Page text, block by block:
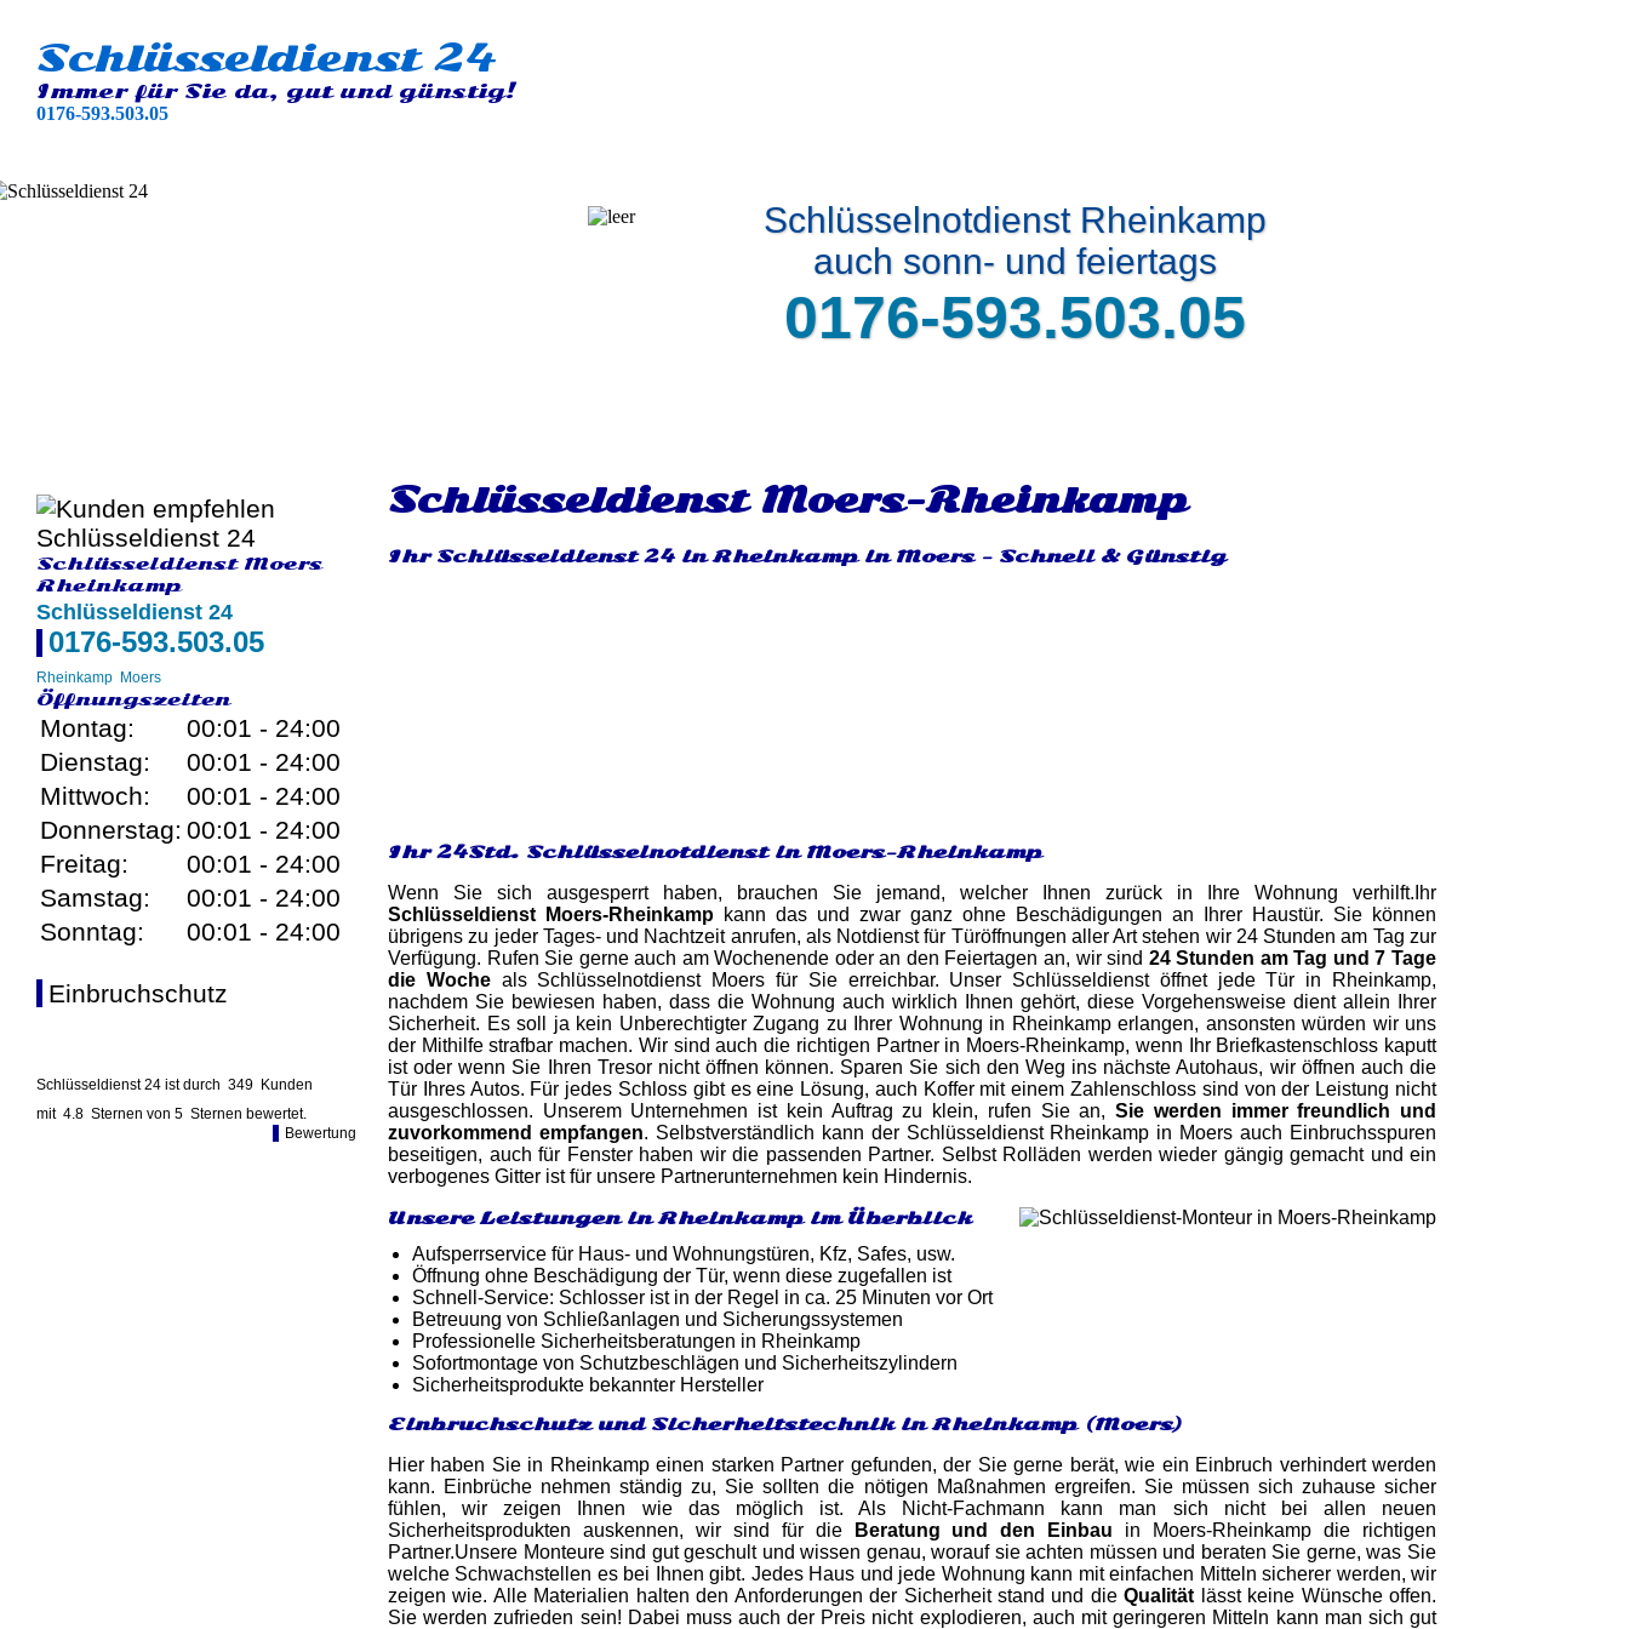
Schlüsseldienst 24
Immer für Sie da, gut und günstig!
0176-593.503.05
Schlüsselnotdienst Rheinkamp
auch sonn- und feiertags
0176-593.503.05
Schlüsseldienst Moers
Rheinkamp
Schlüsseldienst 24
0176-593.503.05
Rheinkamp Moers
Öffnungszeiten
Montag:
00:01 - 24:00
Dienstag:
00:01 - 24:00
Mittwoch:
00:01 - 24:00
Donnerstag: 00:01 - 24:00
Freitag:
00:01 - 24:00
Samstag:
00:01 - 24:00
Sonntag:
00:01 - 24:00
Einbruchschutz
Schlüsseldienst 24 ist durch 349 Kunden
mit 4.8 Sternen von 5 Sternen bewertet.
Bewertung
Schlüsseldienst Moers-Rheinkamp
Ihr Schlüsseldienst 24 in Rheinkamp in Moers - Schnell & Günstig
Ihr 24Std. Schlüsselnotdienst in Moers-Rheinkamp
Wenn Sie sich ausgesperrt haben, brauchen Sie jemand, welcher Ihnen zurück in Ihre Wohnung verhilft.Ihr
Schlüsseldienst Moers-Rheinkamp kann das und zwar ganz ohne Beschädigungen an Ihrer Haustür. Sie können
übrigens zu jeder Tages- und Nachtzeit anrufen, als Notdienst für Türöffnungen aller Art stehen wir 24 Stunden am Tag zur
Verfügung. Rufen Sie gerne auch am Wochenende oder an den Feiertagen an, wir sind 24 Stunden am Tag und 7 Tage
die Wocheals Schlüsselnotdienst Moers für Sie erreichbar. Unser Schlüsseldienst öffnet jede Tür in Rheinkamp,
nachdem Sie bewiesen haben, dass die Wohnung auch wirklich Ihnen gehört, diese Vorgehensweise dient allein Ihrer
Sicherheit. Es soll ja kein Unberechtigter Zugang zu Ihrer Wohnung in Rheinkamp erlangen, ansonsten würden wir uns
der Mithilfe strafbar machen. Wir sind auch die richtigen Partner in Moers-Rheinkamp, wenn Ihr Briefkastenschloss kaputt
ist oder wenn Sie Ihren Tresor nicht öffnen können. Sparen Sie sich den Weg ins nächste Autohaus, wir öffnen auch die
Tür Ihres Autos. Für jedes Schloss gibt es eine Lösung, auch Koffer mit einem Zahlenschloss sind von der Leistung nicht
ausgeschlossen. Unserem Unternehmen ist kein Auftrag zu klein, rufen Sie an,Sie werden immer freundlich und
zuvorkommend empfangen. Selbstverständlich kann der Schlüsseldienst Rheinkamp in Moers auch Einbruchsspuren
beseitigen, auch für Fenster haben wir die passenden Partner. Selbst Rolläden werden wieder gängig gemacht und ein
verbogenes Gitter ist für unsere Partnerunternehmen kein Hindernis.
Unsere Leistungen in Rheinkamp im Überblick
Aufsperrservice für Haus- und Wohnungstüren, Kfz, Safes, usw.
Öffnung ohne Beschädigung der Tür, wenn diese zugefallen ist
Schnell-Service: Schlosser ist in der Regel in ca. 25 Minuten vor Ort
Betreuung von Schließanlagen und Sicherungssystemen
Professionelle Sicherheitsberatungen in Rheinkamp
Sofortmontage von Schutzbeschlägen und Sicherheitszylindern
Sicherheitsprodukte bekannter Hersteller
Einbruchschutz und Sicherheitstechnik in Rheinkamp (Moers)
Hier haben Sie in Rheinkamp einen starken Partner gefunden, der Sie gerne berät, wie ein Einbruch verhindert werden
kann. Einbrüche nehmen ständig zu, Sie sollten die nötigen Maßnahmen ergreifen. Sie müssen sich zuhause sicher
fühlen, wir zeigen Ihnen wie das möglich ist. Als Nicht-Fachmann kann man sich nicht bei allen neuen
Sicherheitsprodukten auskennen, wir sind für die
Beratung und den Einbau in Moers-Rheinkamp die richtigen
Partner.Unsere Monteure sind gut geschult und wissen genau, worauf sie achten müssen und beraten Sie gerne, was Sie
welche Schwachstellen es bei Ihnen gibt. Jedes Haus und jede Wohnung kann mit einfachen Mitteln sicherer werden, wir
zeigen wie. Alle Materialien halten den Anforderungen der Sicherheit stand und dieQualität lässt keine Wünsche offen.
Sie werden zufrieden sein! Dabei muss auch der Preis nicht explodieren, auch mit geringeren Mitteln kann man sich gut